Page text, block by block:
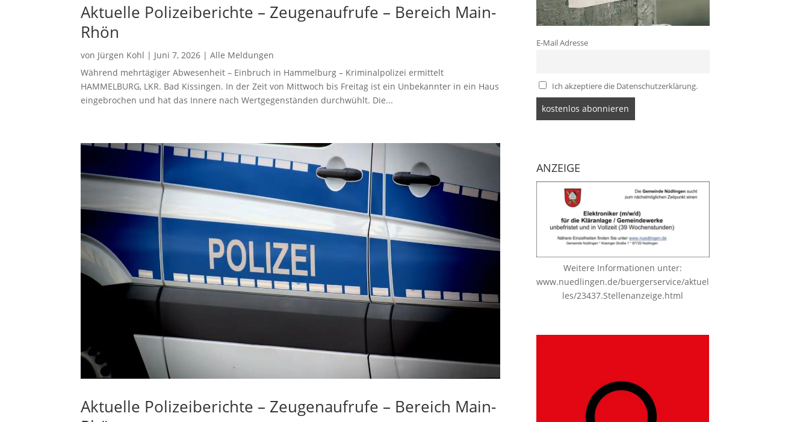
Aktuelle Polizeiberichte – Zeugenaufrufe – Bereich Main-
Rhön
von Jürgen Kohl | Juni 7, 2026 |Alle Meldungen
Während mehrtägiger Abwesenheit – Einbruch in Hammelburg – Kriminalpolizei ermittelt
HAMMELBURG, LKR. Bad Kissingen. In der Zeit von Mittwoch bis Freitag ist ein Unbekannter in ein Haus
eingebrochen und hat das Innere nach Wertgegenständen durchwühlt. Die...
Aktuelle Polizeiberichte – Zeugenaufrufe – Bereich Main-
E-Mail Adresse
Ich akzeptiere die Datenschutzerklärung.
ANZEIGE
Weitere Informationen unter:
www.nuedlingen.de/buergerservice/aktuel
les/23437.Stellenanzeige.html